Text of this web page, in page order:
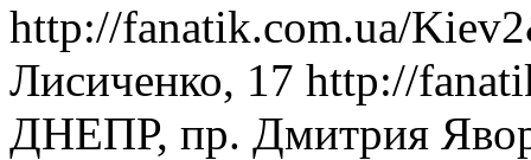
http://fanatik.com.ua/
Лисиченко, 17 http://
ДНЕПР, пр. Дмитрия